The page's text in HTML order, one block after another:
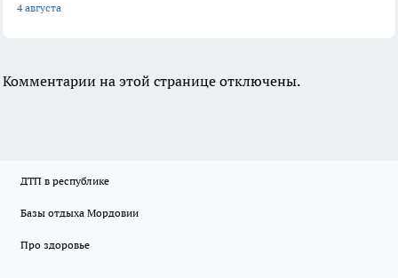
4 августа
Комментарии на этой странице отключены.
ДТП в республике
Базы отдыха Мордовии
Про здоровье